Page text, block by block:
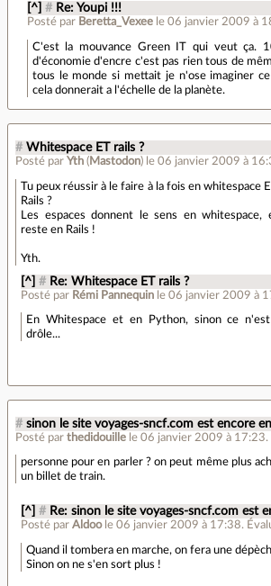
[^] # Re: Youpi !!!
Posté par Beretta_Vexee le 06 janvier 2009 à
C'est la mouvance Green IT qui veut ça.
d'économie d'encre c'est pas rien tous de
tous le monde si mettait je n'ose imaginer
cela donnerait a l'échelle de la planète.
# Whitespace ET rails ?
Posté par Yth ( Mastodon) le 06 janvier 2009 à
Tu peux réussir à le faire à la fois en whitespace
Rails ?
Les espaces donnent le sens en whitespace,
reste en Rails !
Yth.
[^] # Re: Whitespace ET rails ?
Posté par Rémi Pannequin le 06 janvier 2009 à
En Whitespace et en Python, sinon ce n'est
drôle...
# sinon le site voyages-sncf.com est encore
Posté par thedidouille le 06 janvier 2009 à 17:23.
personne pour en parler ? on peut même plus
un billet de train.
[^] # Re: sinon le site voyages-sncf.com est
Posté parAldoo le 06 janvier 2009 à 17:38.
Quand il tombera en marche, on fera une
Sinon on ne s'en sort plus !